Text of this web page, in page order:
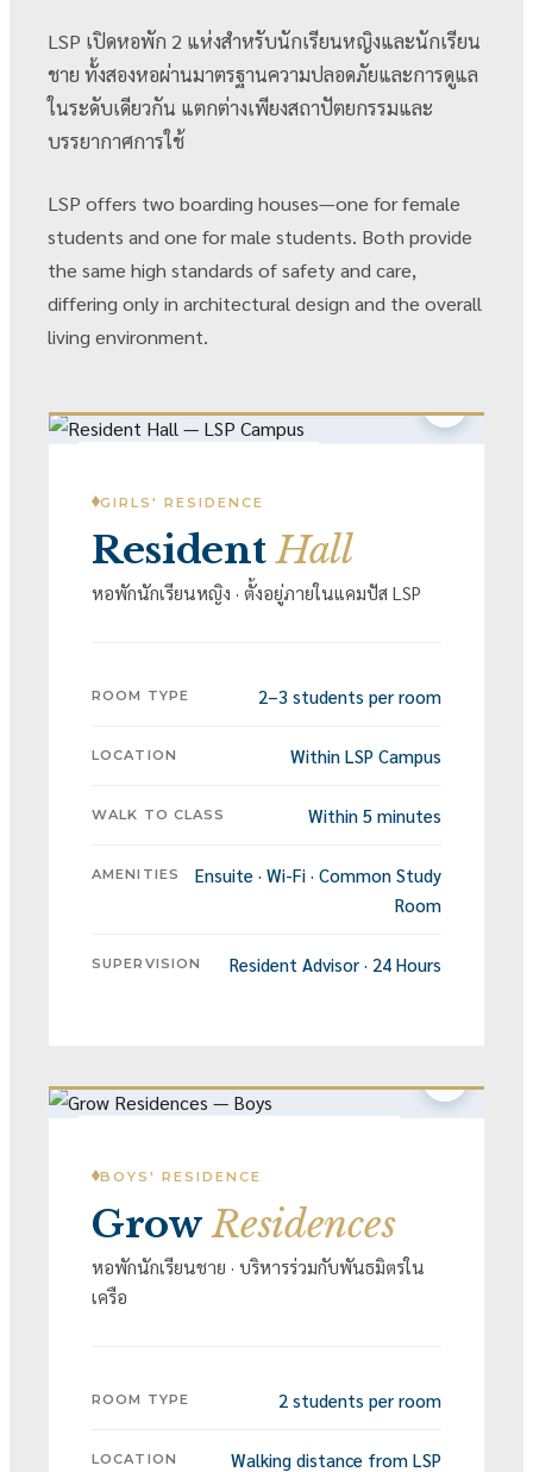
LSP เปิดหอพัก 2 แห่งสำหรับนักเรียนหญิงและนักเรียน
ชาย ทั้งสองหอผ่านมาตรฐานความปลอดภัยและการดูแล
ในระดับเดียวกัน แตกต่างเพียงสถาปัตยกรรมและ
บรรยากาศการใช้
LSP offers two boarding houses—one for female
students and one for male students. Both provide
the same high standards of safety and care,
differing only in architectural design and the overall
living environment.
GIRLS' RESIDENCE
ResidentHall
หอพักนักเรียนหญิง · ตั้งอยู่ภายในแคมปัส LSP
ROOM TYPE 2–3 students per room
LOCATION Within LSP Campus
WALK TO CLASS Within 5 minutes
AMENITIES
Ensuite · Wi-Fi · Common Study
Room
SUPERVISION Resident Advisor · 24 Hours
BOYS' RESIDENCE
GrowResidences
หอพักนักเรียนชาย · บริหารร่วมกับพันธมิตรใน
เครือ
ROOM TYPE 2 students per room
LOCATION Walking distance from LSP